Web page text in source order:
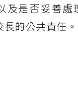
及是否妥善處
的公共責任。